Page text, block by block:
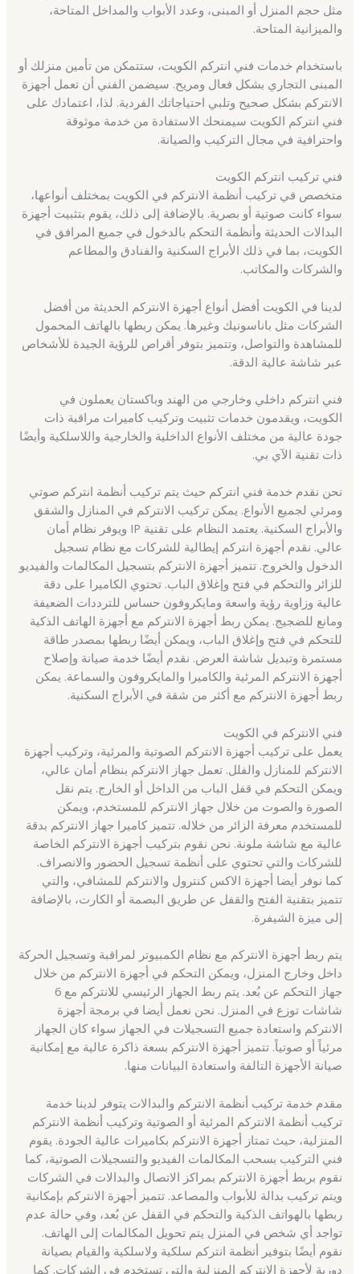
مثل حجم المنزل أو المبنى، وعدد الأبواب والمداخل المتاحة،
والميزانية المتاحة.
باستخدام خدمات فني انتركم الكويت، ستتمكن من تأمين منزلك أو
المبنى التجاري بشكل فعال ومريح. سيضمن الفني أن تعمل أجهزة
الانتركم بشكل صحيح وتلبي احتياجاتك الفردية. لذا، اعتمادك على
فني انتركم الكويت سيمنحك الاستفادة من خدمة موثوقة
واحترافية في مجال التركيب والصيانة.
فني تركيب انتركم الكويت
متخصص في تركيب أنظمة الانتركم في الكويت بمختلف أنواعها،
سواء كانت صوتية أو بصرية. بالإضافة إلى ذلك، يقوم بتثبيت أجهزة
البدالات الحديثة وأنظمة التحكم بالدخول في جميع المرافق في
الكويت، بما في ذلك الأبراج السكنية والفنادق والمطاعم
والشركات والمكاتب.
لدينا في الكويت أفضل أنواع أجهزة الانتركم الحديثة من أفضل
الشركات مثل باناسونيك وغيرها. يمكن ربطها بالهاتف المحمول
للمشاهدة والتواصل، وتتميز بتوفر أقراص للرؤية الجيدة للأشخاص
عبر شاشة عالية الدقة.
فني انتركم داخلي وخارجي من الهند وباكستان يعملون في
الكويت، ويقدمون خدمات تثبيت وتركيب كاميرات مراقبة ذات
جودة عالية من مختلف الأنواع الداخلية والخارجية واللاسلكية وأيضًا
ذات تقنية الآي بي.
نحن نقدم خدمة فني انتركم حيث يتم تركيب أنظمة انتركم صوتي
ومرئي لجميع الأنواع. يمكن تركيب الانتركم في المنازل والشقق
والأبراج السكنية. يعتمد النظام على تقنية IP ويوفر نظام أمان
عالي. نقدم أجهزة انتركم إيطالية للشركات مع نظام تسجيل
الدخول والخروج. تتميز أجهزة الانتركم بتسجيل المكالمات والفيديو
للزائر والتحكم في فتح وإغلاق الباب. تحتوي الكاميرا على دقة
عالية وزاوية رؤية واسعة ومايكروفون حساس للترددات الضعيفة
ومانع للضجيج. يمكن ربط أجهزة الانتركم مع أجهزة الهاتف الذكية
للتحكم في فتح وإغلاق الباب، ويمكن أيضًا ربطها بمصدر طاقة
مستمرة وتبديل شاشة العرض. نقدم أيضًا خدمة صيانة وإصلاح
أجهزة الانتركم المرئية والكاميرا والمايكروفون والسماعة. يمكن
ربط أجهزة الانتركم مع أكثر من شقة في الأبراج السكنية.
فني الانتركم في الكويت
يعمل على تركيب أجهزة الانتركم الصوتية والمرئية، وتركيب أجهزة
الانتركم للمنازل والفلل. تعمل جهاز الانتركم بنظام أمان عالي،
ويمكن التحكم في قفل الباب من الداخل أو الخارج. يتم نقل
الصورة والصوت من خلال جهاز الانتركم للمستخدم، ويمكن
للمستخدم معرفة الزائر من خلاله. تتميز كاميرا جهاز الانتركم بدقة
عالية مع شاشة ملونة. نحن نقوم بتركيب أجهزة الانتركم الخاصة
للشركات والتي تحتوي على أنظمة تسجيل الحضور والانصراف.
كما نوفر أيضا أجهزة الاكس كنترول والانتركم للمشافي، والتي
تتميز بتقنية الفتح والقفل عن طريق البصمة أو الكارت، بالإضافة
إلى ميزة الشيفرة.
يتم ربط أجهزة الانتركم مع نظام الكمبيوتر لمراقبة وتسجيل الحركة
داخل وخارج المنزل، ويمكن التحكم في أجهزة الانتركم من خلال
جهاز التحكم عن بُعد. يتم ربط الجهاز الرئيسي للانتركم مع 6
شاشات توزع في المنزل. نحن نعمل أيضا في برمجة أجهزة
الانتركم واستعادة جميع التسجيلات في الجهاز سواء كان الجهاز
مرئياً أو صوتياً. تتميز أجهزة الانتركم بسعة ذاكرة عالية مع إمكانية
صيانة الأجهزة التالفة واستعادة البيانات منها.
مقدم خدمة تركيب أنظمة الانتركم والبدالات يتوفر لدينا خدمة
تركيب أنظمة الانتركم المرئية أو الصوتية وتركيب أنظمة الانتركم
المنزلية، حيث تمتاز أجهزة الانتركم بكاميرات عالية الجودة. يقوم
فني التركيب بسحب المكالمات الفيديو والتسجيلات الصوتية، كما
نقوم بربط أجهزة الانتركم بمراكز الاتصال والبدالات في الشركات
ويتم تركيب بدالة للأبواب والمصاعد. تتميز أجهزة الانتركم بإمكانية
ربطها بالهواتف الذكية والتحكم في القفل عن بُعد، وفي حالة عدم
تواجد أي شخص في المنزل يتم تحويل المكالمات إلى الهاتف.
نقوم أيضًا بتوفير أنظمة انتركم سلكية ولاسلكية والقيام بصيانة
دورية لأجهزة الانتركم المنزلية والتي تستخدم في الشركات. كما